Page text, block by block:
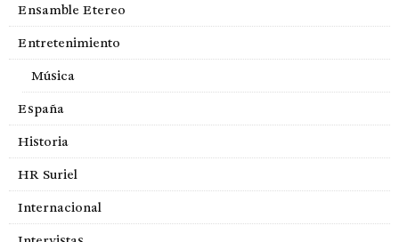
Ensamble Etereo
Entretenimiento
Música
España
Historia
HR Suriel
Internacional